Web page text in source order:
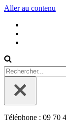
Aller au contenu
Rechercher...
Téléphone : 09 70